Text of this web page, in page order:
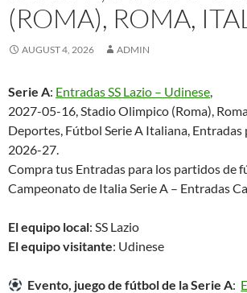
(ROMA), ROMA,
AUGUST 4, 2026 ADMIN
Serie A: Entradas SS Lazio – Udinese,
2027-05-16, Stadio Olimpico (Roma),
Deportes, Fútbol Serie A Italiana, Entradas
2026-27.
Compra tus Entradas para los partidos de
Campeonato de Italia Serie A – Entradas
El equipo local: SS Lazio
El equipo visitante: Udinese
Evento, juego de fútbol de la Serie A: